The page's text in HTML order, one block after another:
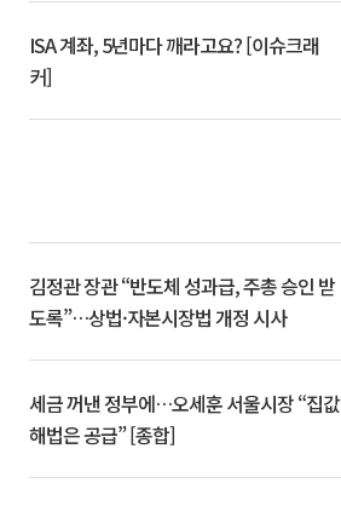
ISA 계좌, 5년마다 깨라고요? [이슈크래
커]
김정관 장관 “반도체 성과급, 주총 승인 받
도록”…상법·자본시장법 개정 시사
세금 꺼낸 정부에…오세훈 서울시장 “집값
해법은 공급” [종합]